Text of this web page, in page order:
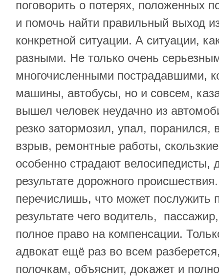
поговорить о потерях, положенных
и помочь найти правильный выход
конкретной ситуации. А ситуации,
разными. Не только очень
многочисленными пострадавшими,
машины, автобусы, но и совсем,
вышел человек неудачно из
резко затормозил, упал, поранился,
взрыв, ремонтные работы,
особенно страдают велосипедисты,
результате дорожного
перечислишь, что может послужить
результате чего водитель,
полное право на компенсации.
адвокат ещё раз во всем
полочкам, объяснит, докажет и